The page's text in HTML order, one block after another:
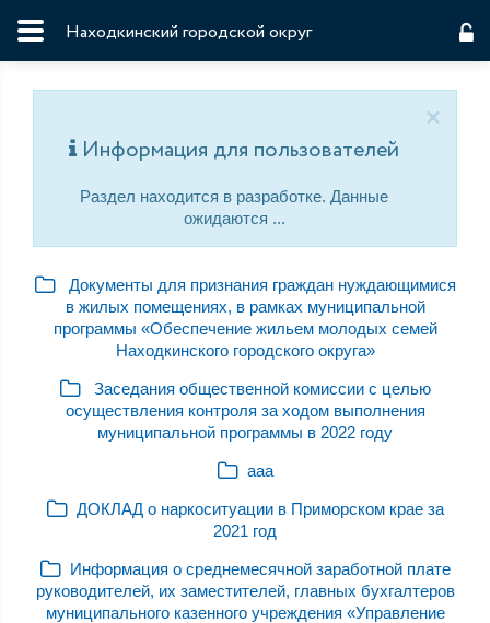
Находкинский городской округ
×
Информация для пользователей
Раздел находится в разработке. Данные
ожидаются ...
Документы для признания граждан нуждающимися
в жилых помещениях, в рамках муниципальной
программы «Обеспечение жильем молодых семей
Находкинского городского округа»
Заседания общественной комиссии с целью
осуществления контроля за ходом выполнения
муниципальной программы в 2022 году
ааа
ДОКЛАД о наркоситуации в Приморском крае за
2021 год
Информация о среднемесячной заработной плате
руководителей, их заместителей, главных бухгалтеров
муниципального казенного учреждения «Управление